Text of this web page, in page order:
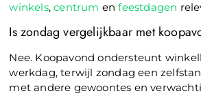
winkels,centrum enfeestdagen
Is zondag vergelijkbaar met
Nee. Koopavond ondersteunt
werkdag, terwijl zondag een
met andere gewoontes en